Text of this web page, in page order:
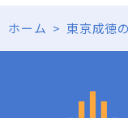
ホーム > 東京成徳